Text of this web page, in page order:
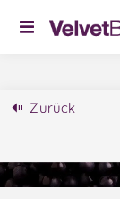
Zurück